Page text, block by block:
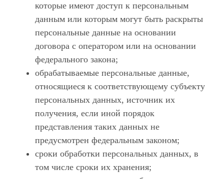
которые имеют доступ к персональным
данным или которым могут быть раскрыты
персональные данные на основании
договора с оператором или на основании
федерального закона;
обрабатываемые персональные данные,
относящиеся к соответствующему субъекту
персональных данных, источник их
получения, если иной порядок
представления таких данных не
предусмотрен федеральным законом;
сроки обработки персональных данных, в
том числе сроки их хранения;